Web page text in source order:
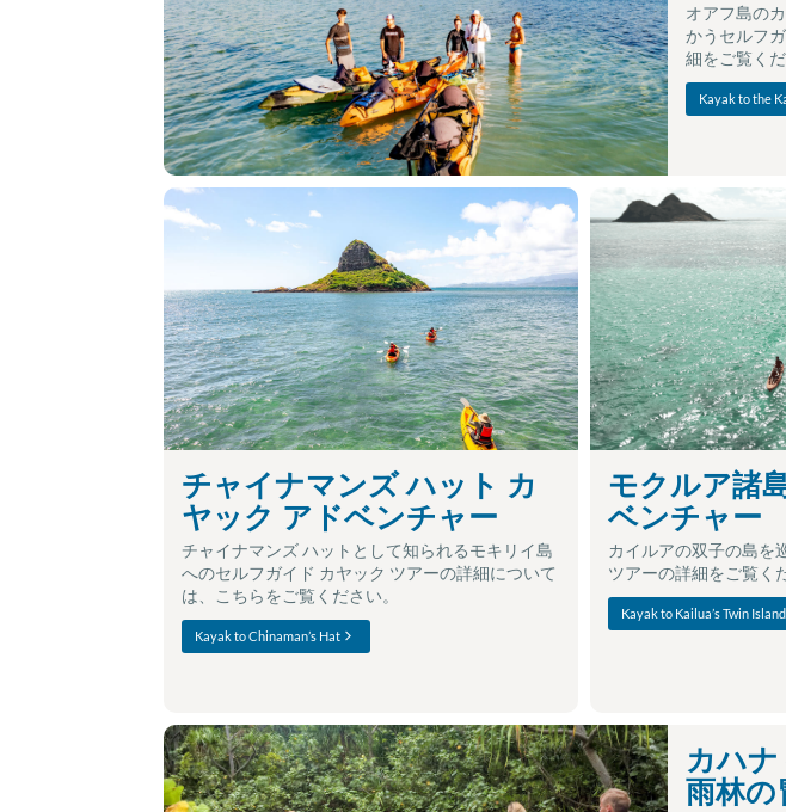
オアフ島の
かうセルフ
細をご覧くだ
Kayak to the
チャイナマンズ ハット カ
ヤック アドベンチャー
チャイナマンズ ハットとして知られるモキリイ島
へのセルフガイド カヤック ツアーの詳細について
は、こちらをご覧ください。
Kayak to Chinaman’s Hat
モクルア諸
ベンチャー
カイルアの双子の島を
ツアーの詳細をご覧く
Kayak to Kailua’s Twin
カハ
雨林の